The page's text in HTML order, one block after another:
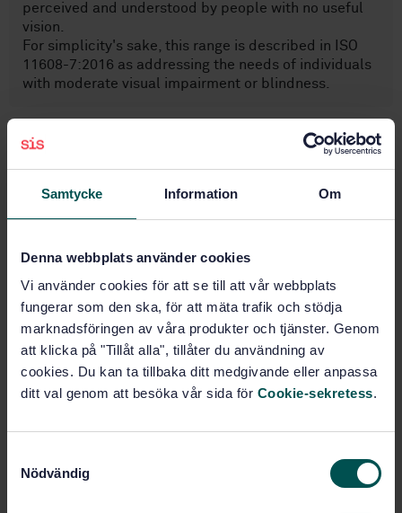
Samtycke Information Om
Denna webbplats använder cookies
Vi använder cookies för att se till att vår webbplats
fungerar som den ska, för att mäta trafik och stödja
marknadsföringen av våra produkter och tjänster. Genom
att klicka på "Tillåt alla", tillåter du användning av
cookies. Du kan ta tillbaka ditt medgivande eller anpassa
ditt val genom att besöka vår sida för Cookie-sekretess.
Nödvändig
perceived and understood by people with no useful
vision.
For simplicity's sake, this range is described in ISO
11608-7:2016 as addressing the needs of individuals
with moderate visual impairment or blindness.
Ämnesområden
Sprutor, kanyler och katetrar
Köp denna standard
STANDARD
SVENSK STANDARD· SS-EN ISO 11608-7:2017
Nålbaserade injektionssystem för medicinsk
användning - Krav och provningsmetoder - Del 7:
11608-7:2016)
Prenumerera på standarden - Läs mer